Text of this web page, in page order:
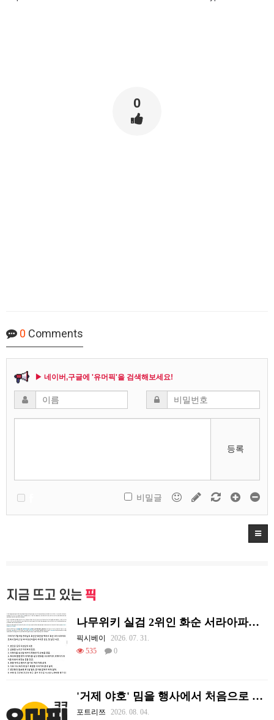
0
0 Comments
▶ 네이버,구글에 '유머픽'을 검색해보세요!
등록
비밀글
지금 뜨고 있는 픽
나무위키 실검 2위인 화순 서라아파트 모녀 살인 사건...
픽시베이
2026. 07. 31.
535
0
'거제 야호' 밈을 행사에서 처음으로 체감하는 리센느
포트리쯔 2026. 08. 04.